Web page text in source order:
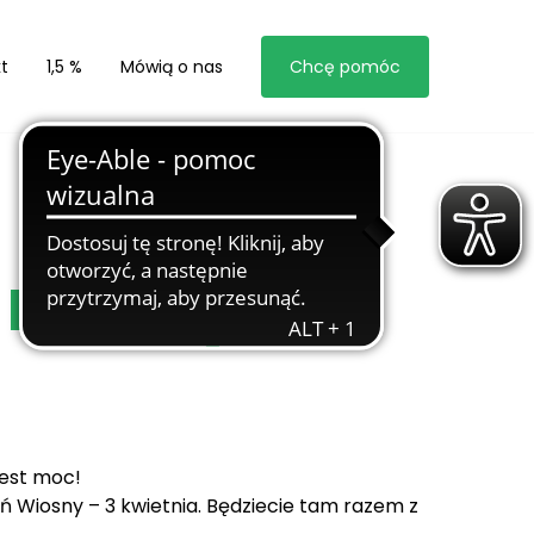
1,5 % Mówią o nas Chcę pomóc
moc!
– 3 kwietnia. Będziecie tam razem z